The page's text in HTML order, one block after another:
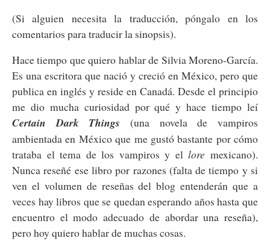
(Si alguien necesita la traducción, póngalo en los
comentarios para traducir la sinopsis).
Hace tiempo que quiero hablar de Silvia Moreno-García.
Es una escritora que nació y creció en México, pero que
publica en inglés y reside en Canadá. Desde el principio
me dio mucha curiosidad por qué y hace tiempo leí
Certain Dark Things (una novela de vampiros
ambientada en México que me gustó bastante por cómo
trataba el tema de los vampiros y elloremexicano).
Nunca reseñé ese libro por razones (falta de tiempo y si
ven el volumen de reseñas del blog entenderán que a
veces hay libros que se quedan esperando años hasta que
encuentro el modo adecuado de abordar una reseña),
pero hoy quiero hablar de muchas cosas.